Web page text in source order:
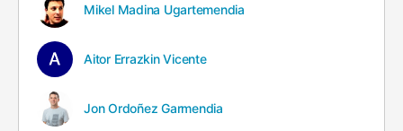
Mikel Madina Ugartemendia
Aitor Errazkin Vicente
Jon Ordoñez Garmendia